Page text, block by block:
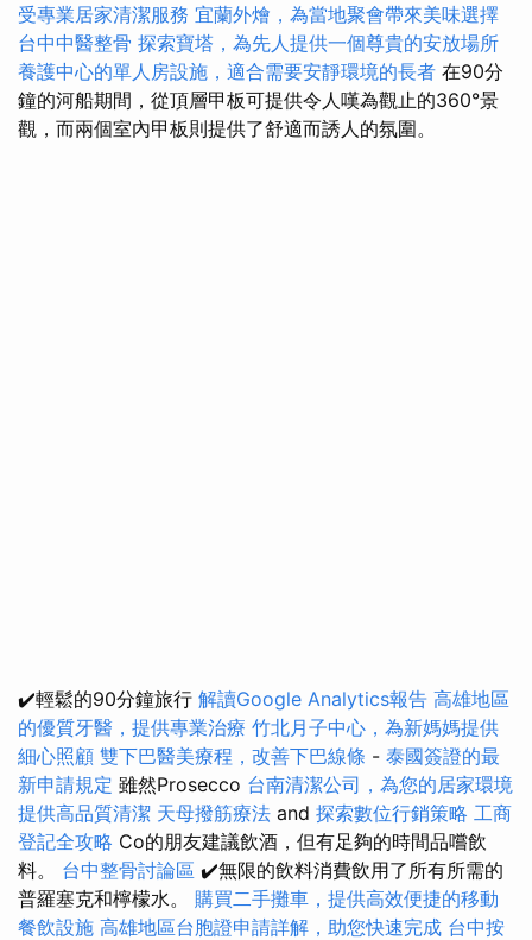
受專業居家清潔服務 宜蘭外燴，為當地聚會帶來美味選擇
台中中醫整骨 探索寶塔，為先人提供一個尊貴的安放場所
養護中心的單人房設施，適合需要安靜環境的長者 在90分
鐘的河船期間，從頂層甲板可提供令人嘆為觀止的360°景
觀，而兩個室內甲板則提供了舒適而誘人的氛圍。
✔️輕鬆的90分鐘旅行 解讀Google Analytics報告 高雄地區
的優質牙醫，提供專業治療 竹北月子中心，為新媽媽提供
細心照顧 雙下巴醫美療程，改善下巴線條 - 泰國簽證的最
新申請規定 雖然Prosecco 台南清潔公司，為您的居家環境
提供高品質清潔 天母撥筋療法 and 探索數位行銷策略 工商
登記全攻略 Co的朋友建議飲酒，但有足夠的時間品嚐飲
料。 台中整骨討論區 ✔️無限的飲料消費飲用了所有所需的
普羅塞克和檸檬水。 購買二手攤車，提供高效便捷的移動
餐飲設施 高雄地區台胞證申請詳解，助您快速完成 台中按